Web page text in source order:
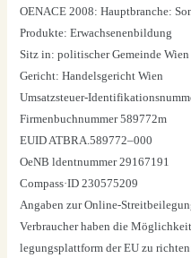
OENACE 2008: Haupt­bran­che:
Pro­duk­te: Erwach­se­nen­bil­dung
Sitz in: poli­ti­scher Gemein­de Wien
Gericht: Han­dels­ge­richt Wien
Umsatz­steu­er-
Fir­men­buch­num­mer 589772m
EUID ATBRA.589772–000
OeNB ldent­num­mer 29167191
Compass·ID 230575209
Anga­ben zur Online-
Ver­brau­cher haben die
le­gungs­platt­form der EU zu